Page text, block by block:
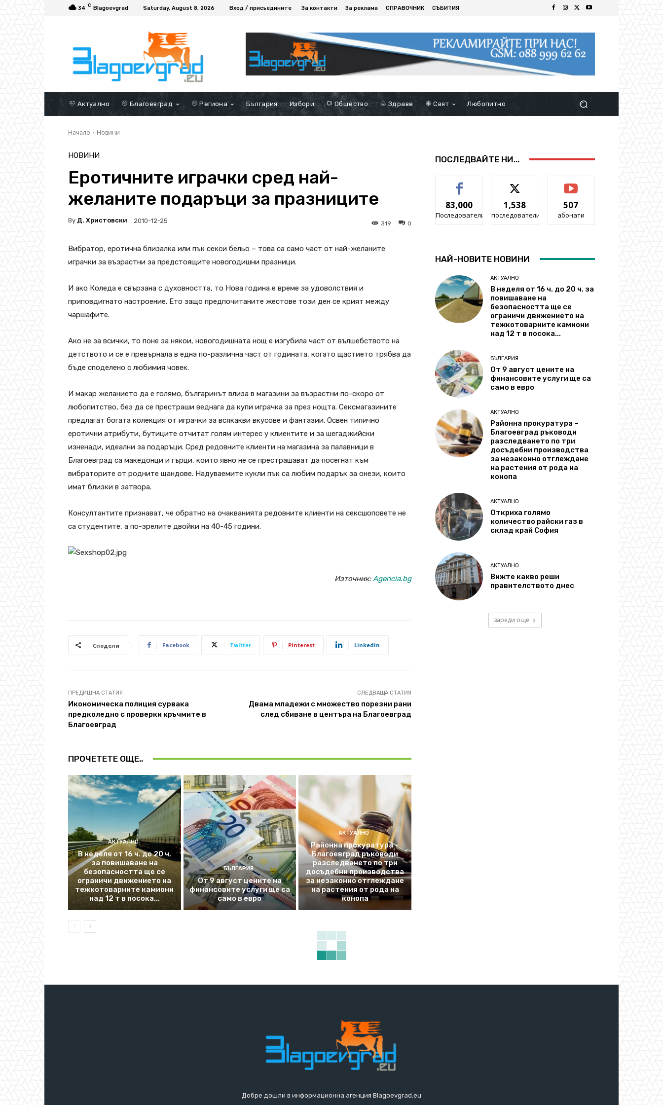
34 C Blagoevgrad Saturday, August 8, 2026 Вход / присъедините За контакти За реклама СПРАВОЧНИК СЪБИТИЯ
Актуално Благоевград Региона България Избори Общество Здраве Свят Любопитно
Начало Новини
НОВИНИ
Еротичните играчки сред най-
желаните подаръци за празниците
By Д. Христовски 2010-12-25 0
319
Вибратор, еротична близалка или пък секси бельо – това са само част от най-желаните
играчки за възрастни за предстоящите новогодишни празници.
И ако Коледа е свързана с духовността, то Нова година е време за удоволствия и
приповдигнато настроение. Ето защо предпочитаните жестове този ден се крият между
чаршафите.
Ако не за всички, то поне за някои, новогодишната нощ е изгубила част от вълшебството на
детството и се е превърнала в една по-различна част от годината, когато щастието трябва да
бъде споделено с любимия човек.
И макар желанието да е голямо, българинът влиза в магазини за възрастни по-скоро от
любопитство, без да се престраши веднага да купи играчка за през нощта. Сексмагазините
предлагат богата колекция от играчки за всякакви вкусове и фантазии. Освен типично
еротични атрибути, бутиците отчитат голям интерес у клиентите и за шегаджийски
изненади, идеални за подаръци. Сред редовните клиенти на магазина за палавници в
Благоевград са македонци и гърци, които явно не се престрашават да посегнат към
вибраторите от родните щандове. Надуваемите кукли пък са любим подарък за онези, които
имат близки в затвора.
Консултантите признават, че обратно на очакванията редовните клиенти на сексшоповете не
са студентите, а по-зрелите двойки на 40-45 години.
Източник:Agencia.bg
Сподели Facebook Twitter Pinterest Linkedin
ПРЕДИШНА СТАТИЯ
Икономическа полиция сурвака
предколедно с проверки кръчмите в
Благоевград
СЛЕДВАЩА СТАТИЯ
Двама младежи с множество порезни рани
след сбиване в центъра на Благоевград
ПРОЧЕТЕТЕ ОЩЕ..
АКТУАЛНО
В неделя от 16 ч. до 20 ч.
за повишаване на
безопасността ще се
ограничи движението на
тежкотоварните камиони
над 12 т в посока...
БЪЛГАРИЯ
От 9 август цените на
финансовите услуги ще са
само в евро
АКТУАЛНО
Районна прокуратура –
Благоевград ръководи
разследването по три
досъдебни производства
за незаконно отглеждане
на растения от рода на
конопа
ПОСЛЕДВАЙТЕ НИ...
83,000
Последователи
1,538
последователи
507
абонати
НАЙ-НОВИТЕ НОВИНИ
АКТУАЛНО
В неделя от 16 ч. до 20 ч. за
повишаване на
безопасността ще се
ограничи движението на
тежкотоварните камиони
над 12 т в посока...
БЪЛГАРИЯ
От 9 август цените на
финансовите услуги ще са
само в евро
АКТУАЛНО
Районна прокуратура –
Благоевград ръководи
разследването по три
досъдебни производства
за незаконно отглеждане
на растения от рода на
конопа
АКТУАЛНО
Откриха голямо
количество райски газ в
склад край София
АКТУАЛНО
Вижте какво реши
правителството днес
зареди още
Добре дошли в информационна агенция Blagoevgrad.eu